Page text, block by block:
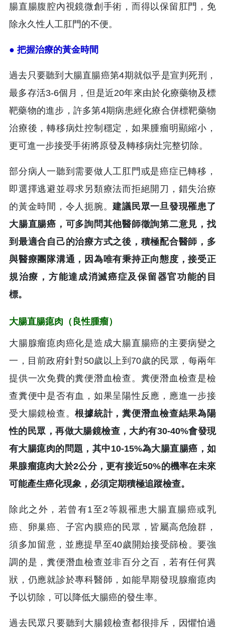
腸直腸腹腔內視鏡微創手術，而得以保留肛門，免
除永久性人工肛門的不便。
● 把握治療的黃金時間
過去只要聽到大腸直腸癌第4期就似乎是宣判死刑，
最多存活3-6個月，但是近20年來由於化療藥物及標
靶藥物的進步，許多第4期病患經化療合併標靶藥物
治療後，轉移病灶控制穩定，如果腫瘤明顯縮小，
更可進一步接受手術將原發及轉移病灶完整切除。
部分病人一聽到需要做人工肛門或是癌症已轉移，
即選擇逃避並尋求另類療法而拒絕開刀，錯失治療
的黃金時間，令人扼腕。建議民眾一旦發現罹患了
大腸直腸癌，可多詢問其他醫師徵詢第二意見，找
到最適合自己的治療方式之後，積極配合醫師，多
與醫療團隊溝通，因為唯有秉持正向態度，接受正
規治療，方能達成消滅癌症及保留器官功能的目
標。
大腸直腸瘜肉（良性腫瘤）
大腸腺瘤瘜肉癌化是造成大腸直腸癌的主要病變之
一，目前政府針對50歲以上到70歲的民眾，每兩年
提供一次免費的糞便潛血檢查。糞便潛血檢查是檢
查糞便中是否有血，如果呈陽性反應，應進一步接
受大腸鏡檢查。根據統計，糞便潛血檢查結果為陽
性的民眾，再做大腸鏡檢查，大約有30-40%會發現
有大腸瘜肉的問題，其中10-15%為大腸直腸癌，如
果腺瘤瘜肉大於2公分，更有接近50%的機率在未來
可能產生癌化現象，必須定期積極追蹤檢查。
除此之外，若曾有1至2等親罹患大腸直腸癌或乳
癌、卵巢癌、子宮內膜癌的民眾，皆屬高危險群，
須多加留意，並應提早至40歲開始接受篩檢。要強
調的是，糞便潛血檢查並非百分之百，若有任何異
狀，仍應就診於專科醫師，如能早期發現腺瘤瘜肉
予以切除，可以降低大腸癌的發生率。
過去民眾只要聽到大腸鏡檢查都很排斥，因懼怕過